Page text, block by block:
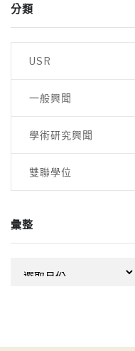
分類
USR
一般興聞
學術研究興聞
雙聯學位
彙整